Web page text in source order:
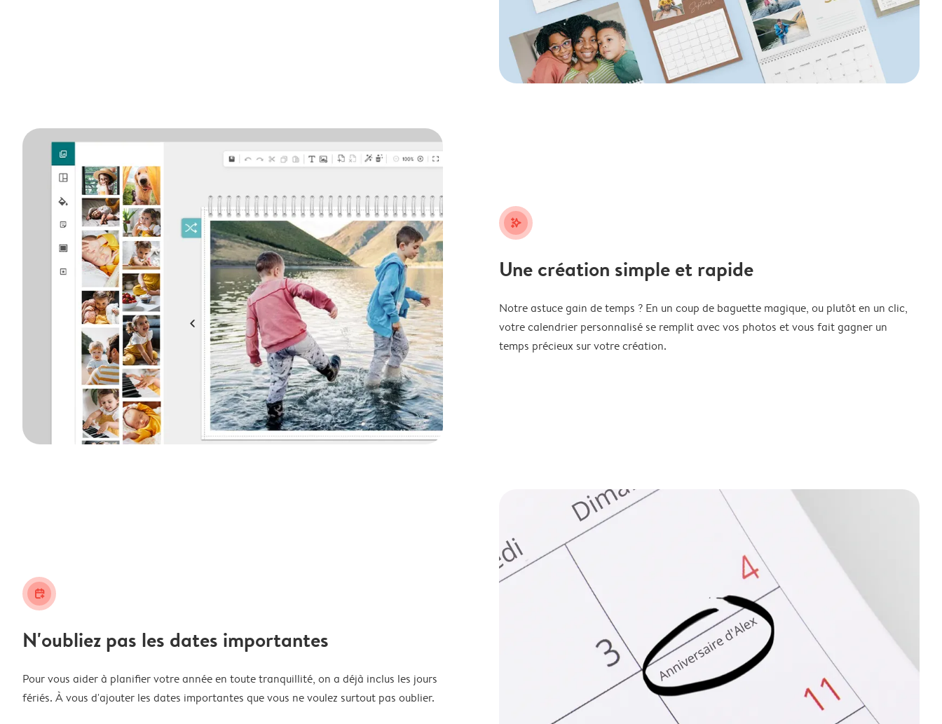
stars_plus
Une création simple et rapide
Notre astuce gain de temps ? En un coup de baguette magique, ou plutôt en un clic,
votre calendrier personnalisé se remplit avec vos photos et vous fait gagner un
temps précieux sur votre création.
calendar_plus
N'oubliez pas les dates importantes
Pour vous aider à planifier votre année en toute tranquillité, on a déjà inclus les jours
fériés. À vous d'ajouter les dates importantes que vous ne voulez surtout pas oublier.